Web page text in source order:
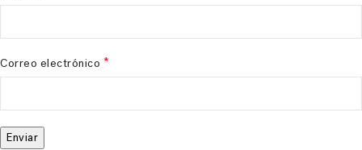
Correo electrónico *